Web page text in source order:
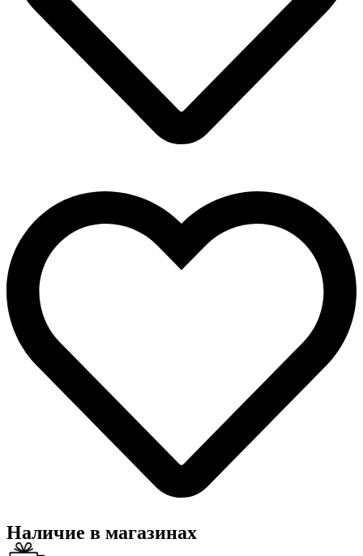
Наличие в магазинах